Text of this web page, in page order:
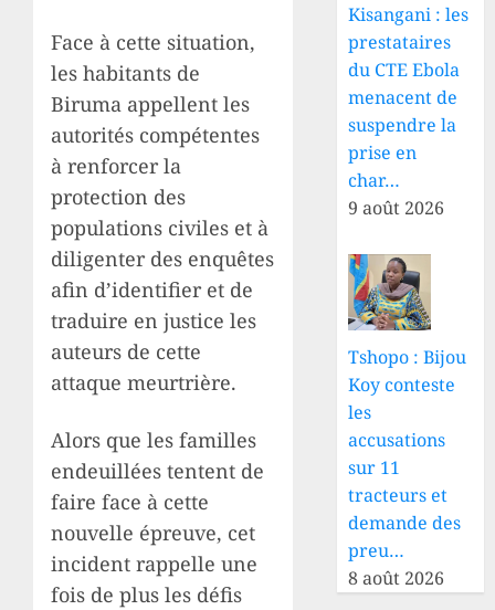
Face à cette situation,
les habitants de
Biruma appellent les
autorités compétentes
à renforcer la
protection des
populations civiles et à
diligenter des enquêtes
afin d’identifier et de
traduire en justice les
auteurs de cette
attaque meurtrière.
Alors que les familles
endeuillées tentent de
faire face à cette
nouvelle épreuve, cet
incident rappelle une
fois de plus les défis
Kisangani : les
prestataires
du CTE Ebola
menacent de
suspendre la
prise en
char…
9 août 2026
Tshopo : Bijou
Koy conteste
les
accusations
sur 11
tracteurs et
demande des
preu…
8 août 2026